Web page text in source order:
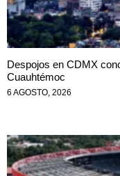
Despojos en CDMX
Cuauhtémoc
6 AGOSTO, 2026